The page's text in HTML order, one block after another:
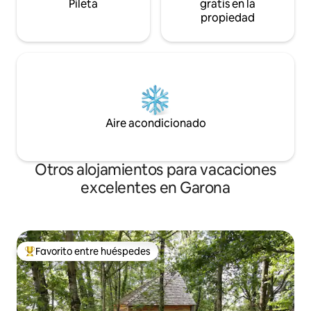
Pileta
gratis en la
propiedad
Aire acondicionado
Otros alojamientos para vacaciones
excelentes en Garona
Favorito entre los huéspedes más destacados
Favorito entre huéspedes